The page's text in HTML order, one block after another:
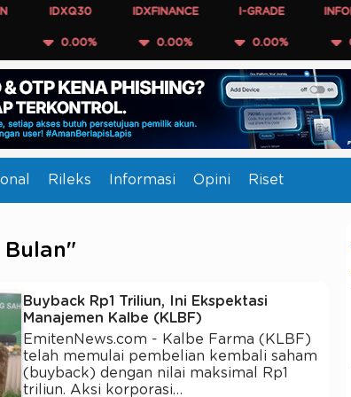
IDXQ30
0.00%
IDXFINANCE
0.00%
I-GRADE
0.00%
INFOBANK15
0.00%
Rileks Informasi Opini Riset
Bulan"
Buyback Rp1 Triliun, Ini Ekspektasi
Manajemen Kalbe (KLBF)
EmitenNews.com - Kalbe Farma (KLBF)
telah memulai pembelian kembali saham
(buyback) dengan nilai maksimal Rp1
triliun. Aksi korporasi…